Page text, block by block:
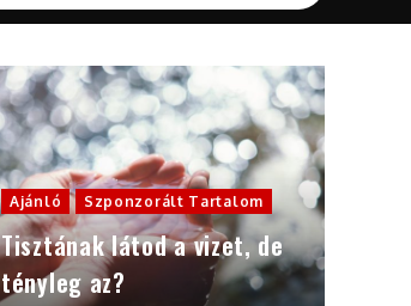
Ajánló Szponzorált Tartalom
Tisztának látod a vizet, de
tényleg az?